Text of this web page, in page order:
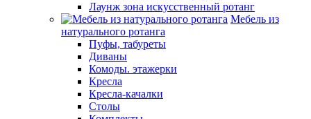
Лаунж зона искусственный ротанг
Мебель из
натурального ротанга
Пуфы, табуреты
Диваны
Комоды. этажерки
Кресла
Кресла-качалки
Столы